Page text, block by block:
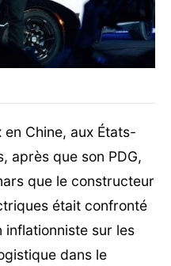
Chine, aux États-
après que son PDG,
que le constructeur
était confronté
inflationniste sur les
dans le